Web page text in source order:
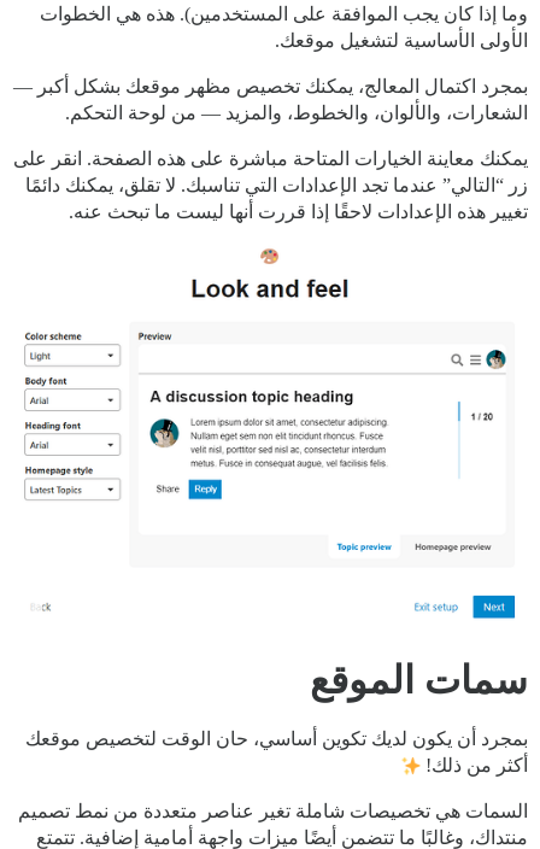
وما إذا كان يجب الموافقة على المستخدمين). هذه هي الخطوات
الأولى الأساسية لتشغيل موقعك.
بمجرد اكتمال المعالج، يمكنك تخصيص مظهر موقعك بشكل أكبر —
الشعارات، والألوان، والخطوط، والمزيد — من لوحة التحكم.
يمكنك معاينة الخيارات المتاحة مباشرة على هذه الصفحة. انقر على
زر “التالي” عندما تجد الإعدادات التي تناسبك. لا تقلق، يمكنك دائمًا
تغيير هذه الإعدادات لاحقًا إذا قررت أنها ليست ما تبحث عنه.
سمات الموقع
بمجرد أن يكون لديك تكوين أساسي، حان الوقت لتخصيص موقعك
أكثر من ذلك!
السمات هي تخصيصات شاملة تغير عناصر متعددة من نمط تصميم
منتداك، وغالبًا ما تتضمن أيضًا ميزات واجهة أمامية إضافية. تتمتع